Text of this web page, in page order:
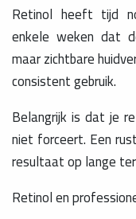
Retinol heeft tijd
enkele weken dat
maar zichtbare
consistent gebruik.
Belangrijk is dat je
niet forceert. Een
resultaat op lange
Retinol en